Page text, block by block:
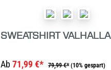
SWEATSHIRT VALHALLA
Ab 71,99 €* 79,99 €* (10% gespart)